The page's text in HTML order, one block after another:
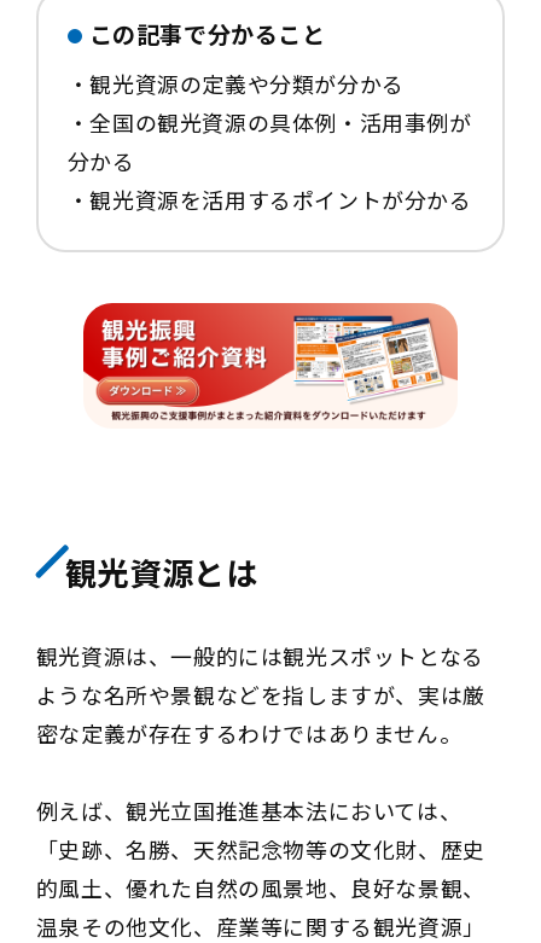
この記事で分かること
・観光資源の定義や分類が分かる
・全国の観光資源の具体例・活用事例が
分かる
・観光資源を活用するポイントが分かる
観光資源とは
観光資源は、一般的には観光スポットとなる
ような名所や景観などを指しますが、実は厳
密な定義が存在するわけではありません。
例えば、観光立国推進基本法においては、
「史跡、名勝、天然記念物等の文化財、歴史
的風土、優れた自然の風景地、良好な景観、
温泉その他文化、産業等に関する観光資源」